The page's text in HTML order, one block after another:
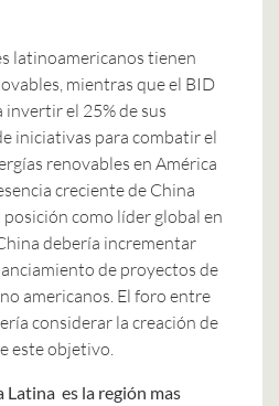
latinoamericanos tienen
mientras que el BID
el 25% de sus
iniciativas para combatir el
renovables en América
creciente de China
como líder global en
debería incrementar
de proyectos de
americanos. El foro entre
considerar la creación de
este objetivo.
es la región mas